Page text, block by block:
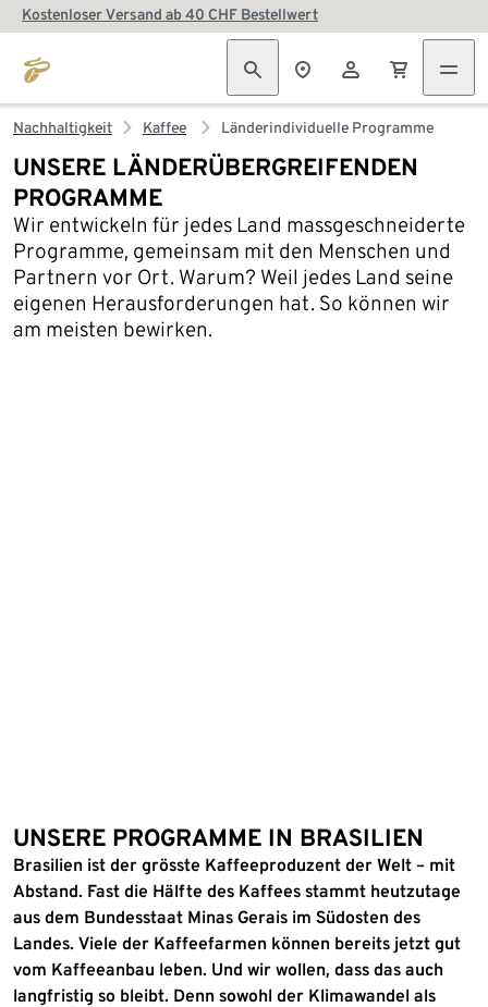
Kostenloser Versand ab 40 CHF Bestellwert
Nachhaltigkeit Kaffee Länderindividuelle Programme
UNSERE LÄNDERÜBERGREIFENDEN
PROGRAMME
Wir entwickeln für jedes Land massgeschneiderte
Programme, gemeinsam mit den Menschen und
Partnern vor Ort. Warum? Weil jedes Land seine
eigenen Herausforderungen hat. So können wir
am meisten bewirken.
UNSERE PROGRAMME IN BRASILIEN
Brasilien ist der grösste Kaffeeproduzent der Welt – mit
Abstand. Fast die Hälfte des Kaffees stammt heutzutage
aus dem Bundesstaat Minas Gerais im Südosten des
Landes. Viele der Kaffeefarmen können bereits jetzt gut
vom Kaffeeanbau leben. Und wir wollen, dass das auch
langfristig so bleibt. Denn sowohl der Klimawandel als